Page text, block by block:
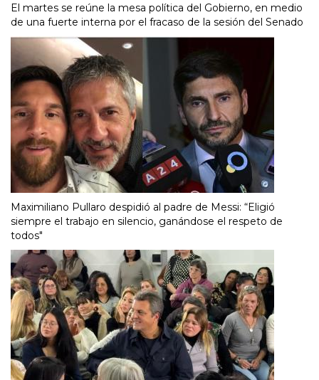
El martes se reúne la mesa política del Gobierno, en medio
de una fuerte interna por el fracaso de la sesión del Senado
Maximiliano Pullaro despidió al padre de Messi: “Eligió
siempre el trabajo en silencio, ganándose el respeto de
todos"